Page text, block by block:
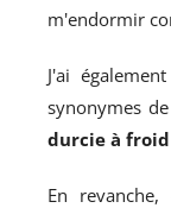
m'endormir
J'ai
synonymes
durcie à froid
En